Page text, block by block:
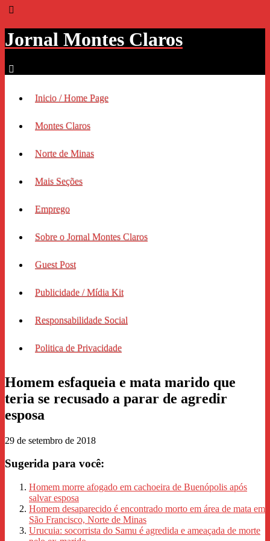
Jornal Montes Claros
Inicio / Home Page
Montes Claros
Norte de Minas
Mais Seções
Emprego
Sobre o Jornal Montes Claros
Guest Post
Publicidade / Mídia Kit
Responsabilidade Social
Politica de Privacidade
Homem esfaqueia e mata marido que
teria se recusado a parar de agredir
esposa
29 de setembro de 2018
Sugerida para você:
Homem morre afogado em cachoeira de Buenópolis após
salvar esposa
Homem desaparecido é encontrado morto em área de mata em
São Francisco, Norte de Minas
Urucuia: socorrista do Samu é agredida e ameaçada de morte